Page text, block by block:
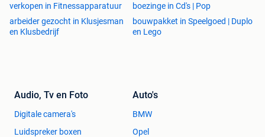
verkopen in Fitnessapparatuur
boezinge in Cd's | Pop
arbeider gezocht in Klusjesman
en Klusbedrijf
bouwpakket in Speelgoed | Duplo
en Lego
Audio, Tv en Foto
Digitale camera's
Luidspreker boxen
Auto's
BMW
Opel